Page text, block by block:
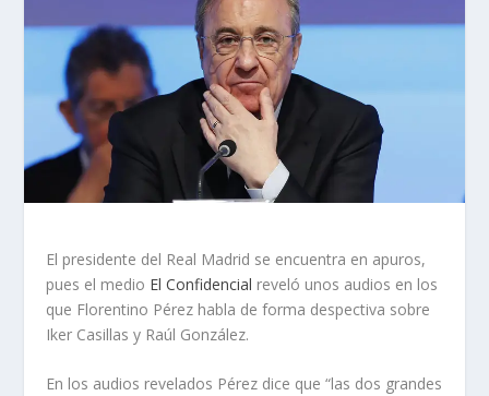
El presidente del Real Madrid se encuentra en apuros,
pues el medio El Confidencial reveló unos audios en los
que Florentino Pérez habla de forma despectiva sobre
Iker Casillas y Raúl González.
En los audios revelados Pérez dice que “las dos grandes